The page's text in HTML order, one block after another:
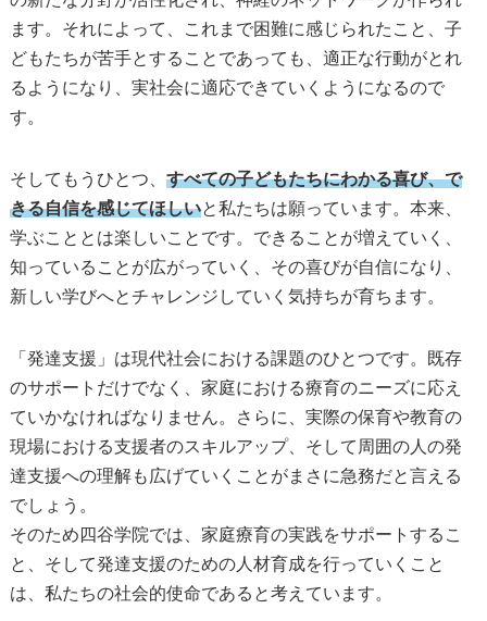
ます。それによって、これまで困難に感じられたこと、子
どもたちが苦手とすることであっても、適正な行動がとれ
るようになり、実社会に適応できていくようになるので
す。
そしてもうひとつ、 すべての子どもたちにわかる喜び、で
きる自信を感じてほしいと私たちは願っています。本来、
学ぶこととは楽しいことです。できることが増えていく、
知っていることが広がっていく、その喜びが自信になり、
新しい学びへとチャレンジしていく気持ちが育ちます。
「発達支援」は現代社会における課題のひとつです。既存
のサポートだけでなく、家庭における療育のニーズに応え
ていかなければなりません。さらに、実際の保育や教育の
現場における支援者のスキルアップ、そして周囲の人の発
達支援への理解も広げていくことがまさに急務だと言える
でしょう。
そのため四谷学院では、家庭療育の実践をサポートするこ
と、そして発達支援のための人材育成を行っていくこと
は、私たちの社会的使命であると考えています。